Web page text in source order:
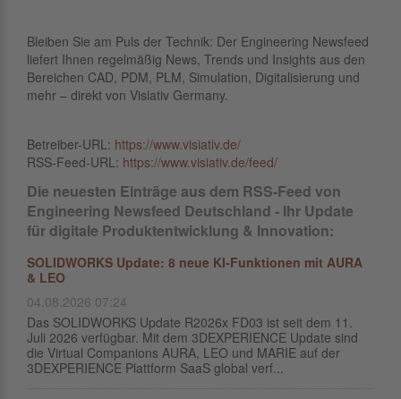
Bleiben Sie am Puls der Technik: Der Engineering Newsfeed
liefert Ihnen regelmäßig News, Trends und Insights aus den
Bereichen CAD, PDM, PLM, Simulation, Digitalisierung und
mehr – direkt von Visiativ Germany.
Betreiber-URL: https://www.visiativ.de/
RSS-Feed-URL: https://www.visiativ.de/feed/
Die neuesten Einträge aus dem RSS-Feed von
Engineering Newsfeed Deutschland - Ihr Update
für digitale Produktentwicklung & Innovation:
SOLIDWORKS Update: 8 neue KI-Funktionen mit AURA
& LEO
04.08.2026 07:24
Das SOLIDWORKS Update R2026x FD03 ist seit dem 11.
Juli 2026 verfügbar. Mit dem 3DEXPERIENCE Update sind
die Virtual Companions AURA, LEO und MARIE auf der
3DEXPERIENCE Plattform SaaS global verf...